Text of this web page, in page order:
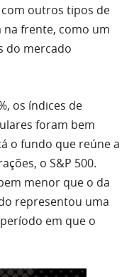
outros tipos de
na frente, como um
do mercado
os índices de
foram bem
o fundo que reúne a
o S&P 500.
menor que o da
representou uma
em que o